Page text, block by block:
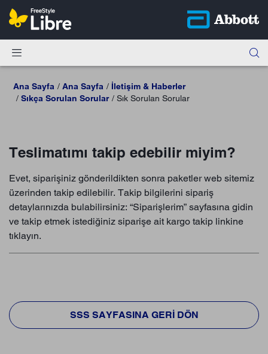
Ana Sayfa Ana Sayfa
İletişim & Haberler
Sıkça Sorulan Sorular
Sık Sorulan Sorular
Teslimatımı takip edebilir miyim?
Evet, siparişiniz gönderildikten sonra paketler web sitemiz
üzerinden takip edilebilir. Takip bilgilerini sipariş
detaylarınızda bulabilirsiniz: “Siparişlerim” sayfasına gidin
ve takip etmek istediğiniz siparişe ait kargo takip linkine
tıklayın.
SSS SAYFASINA GERI DÖN